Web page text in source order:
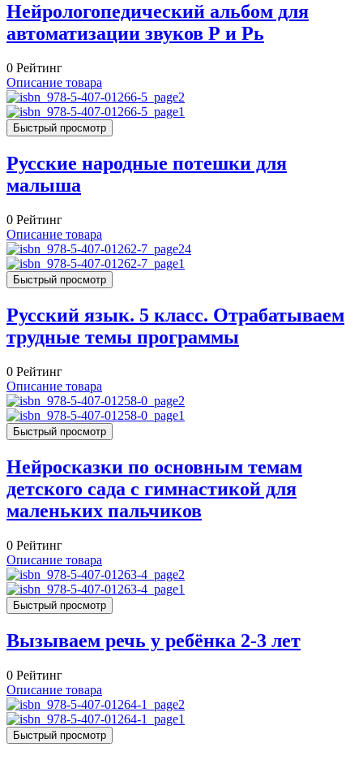
Нейрологопедический альбом для
автоматизации звуков Р и Рь
0 Рейтинг
Описание товара
Быстрый просмотр
Русские народные потешки для
малыша
0 Рейтинг
Описание товара
Быстрый просмотр
Русский язык. 5 класс. Отрабатываем
трудные темы программы
0 Рейтинг
Описание товара
Быстрый просмотр
Нейросказки по основным темам
детского сада с гимнастикой для
маленьких пальчиков
0 Рейтинг
Описание товара
Быстрый просмотр
Вызываем речь у ребёнка 2-3 лет
0 Рейтинг
Описание товара
Быстрый просмотр